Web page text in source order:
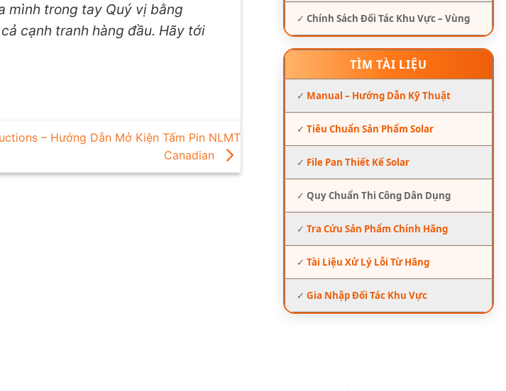
mình trong tay Quý vị bằng
cạnh tranh hàng đầu. Hãy tới
– Hướng Dẫn Mở Kiện Tấm Pin NLMT
Canadian
✓ Chính Sách Đối Tác Khu Vực – Vùng
TÌM TÀI LIỆU
✓ Manual – Hướng Dẫn Kỹ Thuật
✓ Tiêu Chuẩn Sản Phẩm Solar
✓ File Pan Thiết Kế Solar
✓ Quy Chuẩn Thi Công Dân Dụng
✓ Tra Cứu Sản Phẩm Chính Hãng
✓ Tài Liệu Xử Lý Lỗi Từ Hãng
✓ Gia Nhập Đối Tác Khu Vực